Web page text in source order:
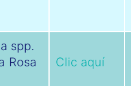
spp.
Rosa
Clic aquí